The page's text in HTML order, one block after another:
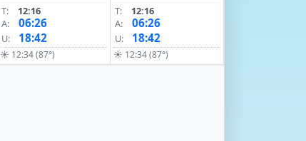
T:
12:16
A:
06:26
U: 18:42
☀ 12:34 (87°)
T:
12:16
A:
06:26
U: 18:42
☀ 12:34 (87°)